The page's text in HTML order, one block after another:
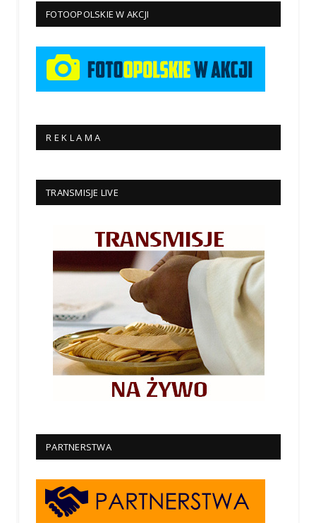
FOTOOPOLSKIE W AKCJI
R E K L A M A
TRANSMISJE LIVE
PARTNERSTWA